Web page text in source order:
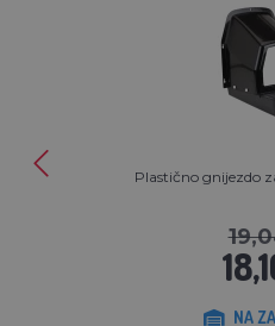
Plastično gnijezdo
NA